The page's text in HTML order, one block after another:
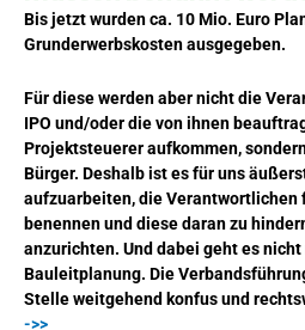
Bis jetzt wurden ca. 10 Mio. Euro
Grunderwerbskosten aus­gegeben.
Für diese werden aber nicht die
IPO und/oder die von ihnen
Projektsteuerer aufkommen,
Bürger. Des­halb ist es für uns
aufzuarbeiten, dieVerantwortlichen
benennen und diese daran zu
anzurichten. Und da­bei geht es
Bauleitplanung. Die
Stelle weitgehend konfus und
->>